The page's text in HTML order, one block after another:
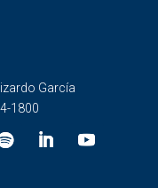
García
1800